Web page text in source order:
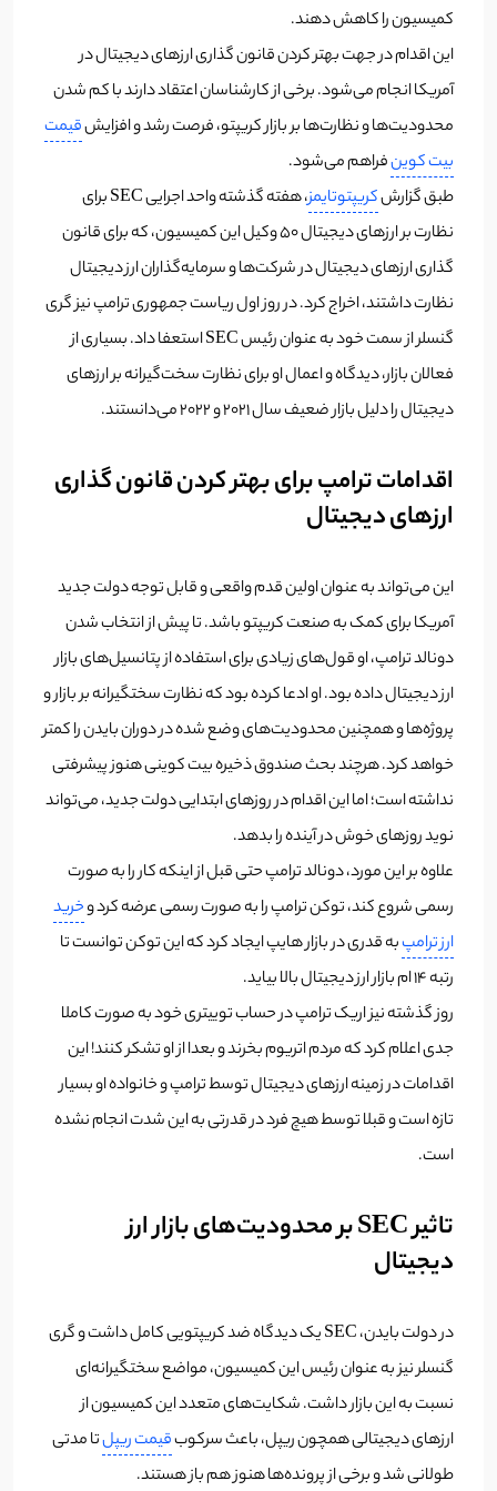
کمیسیون را کاهش دهند.
این اقدام در جهت بهتر کردن قانون‌ گذاری ارزهای دیجیتال در
آمریکا انجام می‌شود. برخی از کارشناسان اعتقاد دارند با کم شدن
محدودیت‌ها و نظارت‌ها بر بازار کریپتو، فرصت رشد و افزایشقیمت
بیت کوینفراهم می‌شود.
طبق گزارشکریپتوتایمز
، هفته گذشته واحد اجرایی SEC برای
نظارت بر ارزهای دیجیتال 50 وکیل این کمیسیون، که برای قانون‌
گذاری ارزهای دیجیتال در شرکت‌ها و سرمایه‌گذاران ارز دیجیتال
نظارت داشتند، اخراج کرد. در روز اول ریاست جمهوری ترامپ نیز گری
گنسلر از سمت خود به عنوان رئیس SEC استعفا داد. بسیاری از
فعالان بازار، دیدگاه‌ و اعمال او برای نظارت سخت‌گیرانه بر ارزهای
دیجیتال را دلیل بازار ضعیف سال 2021 و 2022 می‌دانستند.
اقدامات ترامپ برای بهتر کردن قانون‌ گذاری
ارزهای دیجیتال
این می‌تواند به عنوان اولین قدم واقعی و قابل توجه دولت جدید
آمریکا برای کمک به صنعت کریپتو باشد. تا پیش از انتخاب شدن
دونالد ترامپ، او قول‌های زیادی برای استفاده از پتانسیل‌های بازار
ارز دیجیتال داده بود. او ادعا کرده بود که نظارت سختگیرانه بر بازار و
پروژه‌ها و همچنین محدودیت‌های وضع شده در دوران بایدن را کمتر
خواهد کرد. هرچند بحث صندوق ذخیره بیت کوینی هنوز پیشرفتی
نداشته است؛ اما این اقدام در روزهای ابتدایی دولت جدید، می‌تواند
نوید روزهای خوش در آینده را بدهد.
علاوه بر این مورد، دونالد ترامپ حتی قبل از اینکه کار را به صورت
رسمی شروع کند، توکن ترامپ را به صورت رسمی عرضه کرد وخرید
ارز ترامپبه قدری در بازار هایپ ایجاد کرد که این توکن توانست تا
رتبه 14 ام بازار ارز دیجیتال بالا بیاید.
روز گذشته نیز اریک ترامپ در حساب توییتری خود به صورت کاملا
جدی اعلام کرد که مردم اتریوم بخرند و بعدا از او تشکر کنند! این
اقدامات در زمینه ارزهای دیجیتال توسط ترامپ و خانواده او بسیار
تازه است و قبلا توسط هیچ فرد در قدرتی به این شدت انجام نشده
است.
تاثیر SEC بر محدودیت‌های بازار ارز
دیجیتال
در دولت بایدن، SEC یک دیدگاه ضد کریپتویی کامل داشت و گری
گنسلر نیز به عنوان رئیس این کمیسیون، مواضع سختگیرانه‌ای
نسبت به این بازار داشت. شکایت‌های متعدد این کمیسیون از
ارزهای دیجیتالی همچون ریپل، باعث سرکوبقیمت ریپلتا مدتی
طولانی شد و برخی از پرونده‌ها هنوز هم باز هستند.